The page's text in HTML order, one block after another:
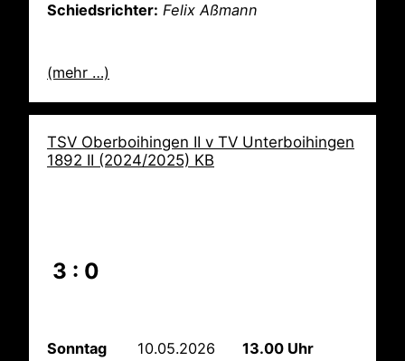
Schiedsrichter: Felix Aßmann
(mehr …)
TSV Oberboihingen II v TV Unterboihingen
1892 II (2024/2025) KB
3 : 0
Sonntag 10.05.2026 13.00 Uhr